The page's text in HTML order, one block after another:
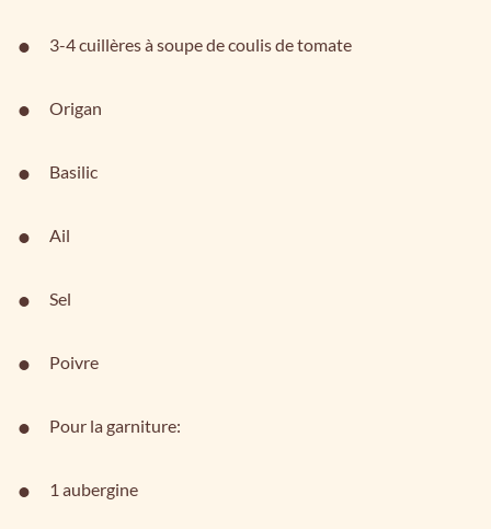
3-4 cuillères à soupe de coulis de tomate
Origan
Basilic
Ail
Sel
Poivre
Pour la garniture:
1 aubergine